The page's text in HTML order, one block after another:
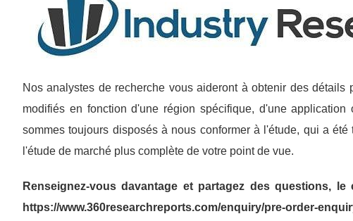
Nos analystes de recherche vous aideront à obtenir des détails
modifiés en fonction d'une région spécifique, d'une
sommes toujours disposés à nous conformer à l'étude, qui a
l'étude de marché plus complète de votre point de vue.
Renseignez-vous davantage et partagez des questions,
https://www.360researchreports.com/enquiry/pre-order-